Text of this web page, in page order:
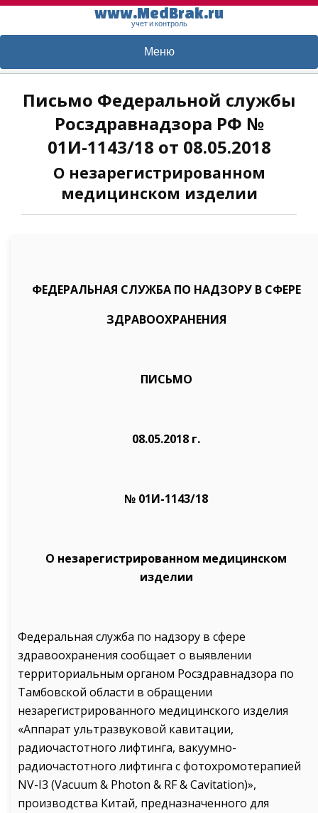
www.MedBrak.ru
учет и контроль
Меню
Письмо Федеральной службы
Росздравнадзора РФ №
01И-1143/18 от 08.05.2018
О незарегистрированном
медицинском изделии
ФЕДЕРАЛЬНАЯ СЛУЖБА ПО НАДЗОРУ В СФЕРЕ
ЗДРАВООХРАНЕНИЯ
ПИСЬМО
08.05.2018 г.
№ 01И-1143/18
О незарегистрированном медицинском
изделии
Федеральная служба по надзору в сфере
здравоохранения сообщает о выявлении
территориальным органом Росздравнадзора по
Тамбовской области в обращении
незарегистрированного медицинского изделия
«Аппарат ультразвуковой кавитации,
радиочастотного лифтинга, вакуумно-
радиочастотного лифтинга с фотохромотерапией
NV-I3 (Vacuum & Photon & RF & Cavitation)»,
производства Китай, предназначенного для